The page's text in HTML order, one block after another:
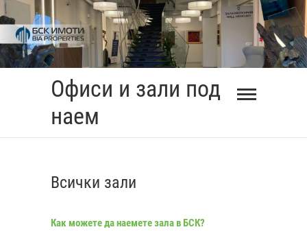
Skip
to
content
Офиси и зали под
наем
Всички зали
Как можете да наемете зала в БСК?